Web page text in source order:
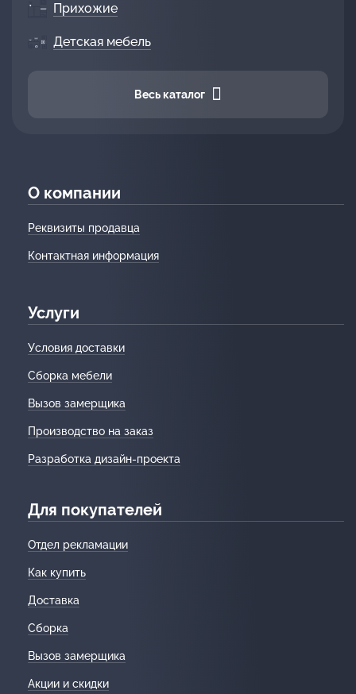
Прихожие
Детская мебель
Весь каталог
О компании
Реквизиты продавца
Контактная информация
Услуги
Условия доставки
Сборка мебели
Вызов замерщика
Производство на заказ
Разработка дизайн-проекта
Для покупателей
Отдел рекламации
Как купить
Доставка
Сборка
Вызов замерщика
Акции и скидки